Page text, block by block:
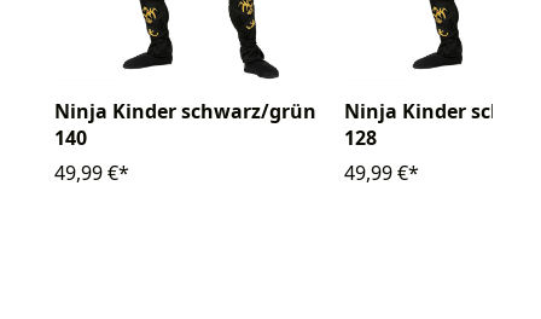
Ninja Kinder schwarz/grün
140
49,99 €*
Ninja Kinder
128
49,99 €*